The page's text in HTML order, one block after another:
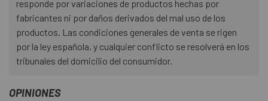
responde por variaciones de productos hechas por
fabricantes ni por daños derivados del mal uso de los
productos. Las condiciones generales de venta se rigen
por la ley española, y cualquier conflicto se resolverá en los
tribunales del domicilio del consumidor.
OPINIONES